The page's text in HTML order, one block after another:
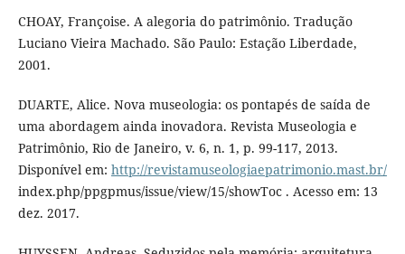
CHOAY, Françoise. A alegoria do patrimônio. Tradução
Luciano Vieira Machado. São Paulo: Estação Liberdade,
2001.
DUARTE, Alice. Nova museologia: os pontapés de saída de
uma abordagem ainda inovadora. Revista Museologia e
Patrimônio, Rio de Janeiro, v. 6, n. 1, p. 99-117, 2013.
Disponível em: http://revistamuseologiaepatrimonio.mast.br/
index.php/ppgpmus/issue/view/15/showToc . Acesso em: 13
dez. 2017.